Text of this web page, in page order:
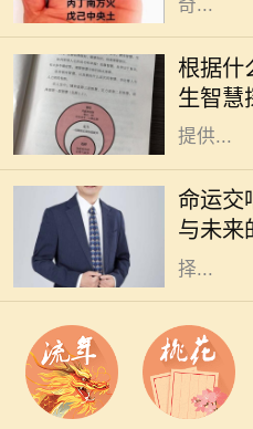
奇...
根据什
生智慧
成语是
聚了丰
人的智
中，各
提供...
命运交
与未来
在这个
到迷茫
影《命
的故事
择...